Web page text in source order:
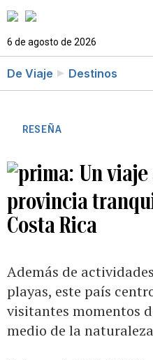
6 de agosto de 2026
De Viaje Destinos
RESEÑA
Un
provincia
Costa Rica
Además de
playas, este país
visitantes momentos
medio de la naturaleza